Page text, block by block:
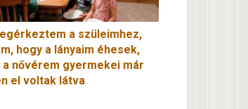
a szüleimhez,
hogy a lányaim éhesek,
a nővérem gyermekei már
el voltak látva